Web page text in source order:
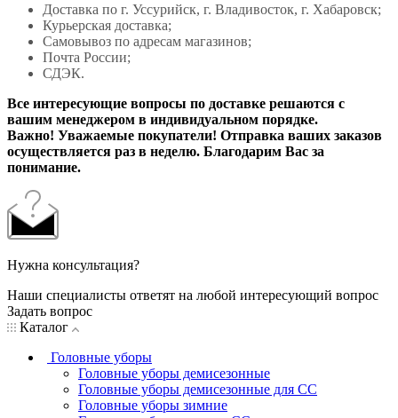
Доставка по г. Уссурийск, г. Владивосток, г. Хабаровск;
Курьерская доставка;
Самовывоз по адресам магазинов;
Почта России;
СДЭК.
Все интересующие вопросы по доставке решаются с
вашим менеджером в индивидуальном порядке.
Важно! Уважаемые покупатели! Отправка ваших заказов
осуществляется раз в неделю. Благодарим Вас за
понимание.
Нужна консультация?
Наши специалисты ответят на любой интересующий вопрос
Задать вопрос
Каталог
Головные уборы
Головные уборы демисезонные
Головные уборы демисезонные для СС
Головные уборы зимние